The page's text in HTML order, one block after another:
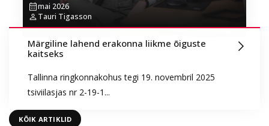
mai 2026
Tauri Tigasson
Märgiline lahend erakonna liikme õiguste
kaitseks
Tallinna ringkonnakohus tegi 19. novembril 2025
tsiviilasjas nr 2-19-1...
KÕIK ARTIKLID